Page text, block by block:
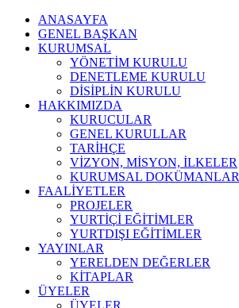
ANASAYFA
GENEL BAŞKAN
KURUMSAL
YÖNETİM KURULU
DENETLEME KURULU
DİSİPLİN KURULU
HAKKIMIZDA
KURUCULAR
GENEL KURULLAR
TARİHÇE
VİZYON, MİSYON, İLKELER
KURUMSAL DOKÜMANLAR
FAALİYETLER
PROJELER
YURTİÇİ EĞİTİMLER
YURTDIŞI EĞİTİMLER
YAYINLAR
YERELDEN DEĞERLER
KİTAPLAR
ÜYELER
ÜYELER